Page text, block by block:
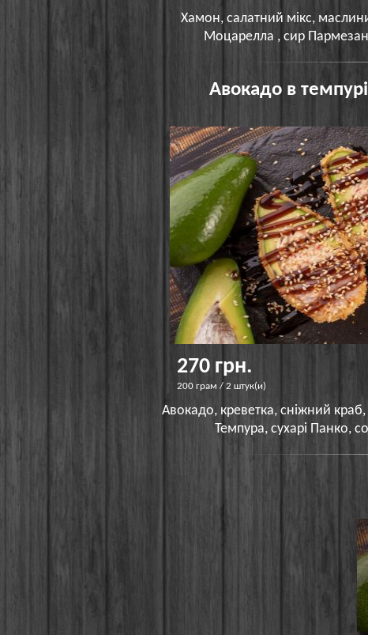
Хамон, салатний мікс,
Моцарелла , сир
Авокадо в
270 грн.
200 грам / 2 штук(и)
Авокадо, креветка, сніжний
Темпура, сухарі Панко,